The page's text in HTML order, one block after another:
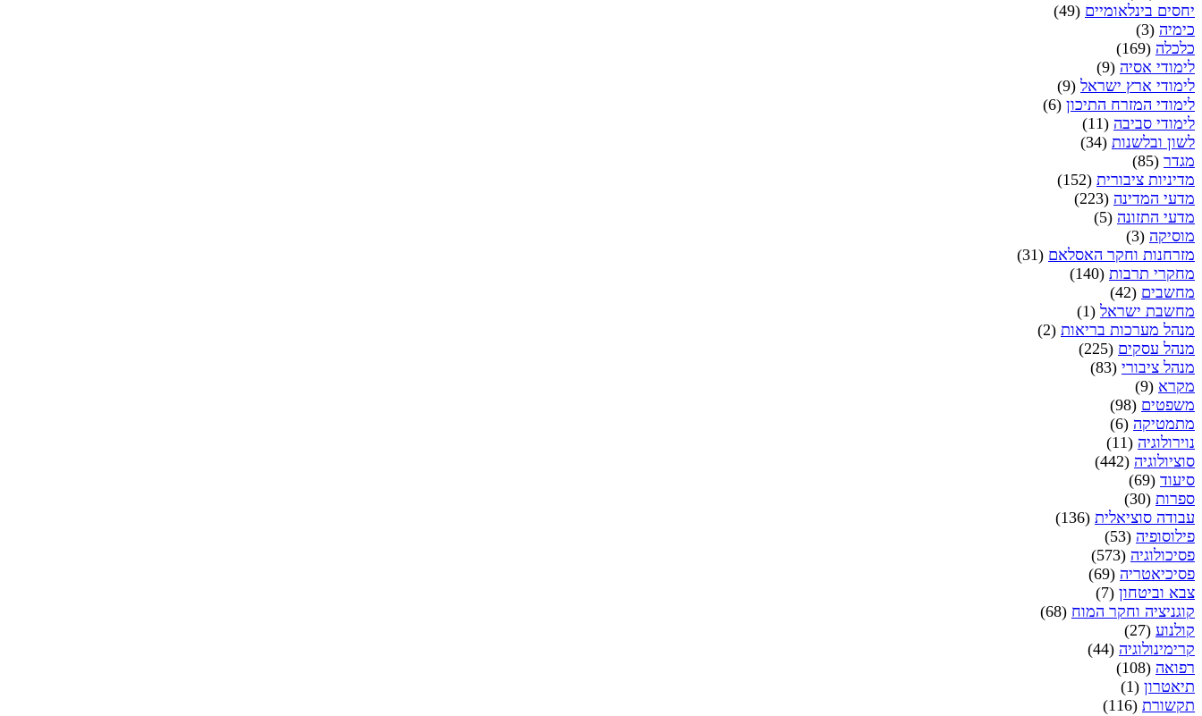
יחסים בינלאומיים (49)
כימיה (3)
כלכלה (169)
לימודי אסיה (9)
לימודי ארץ ישראל (9)
לימודי המזרח התיכון (6)
לימודי סביבה (11)
לשון ובלשנות (34)
מגדר (85)
מדיניות ציבורית (152)
מדעי המדינה (223)
מדעי התזונה (5)
מוסיקה (3)
מזרחנות וחקר האסלאם (31)
מחקרי תרבות (140)
מחשבים (42)
מחשבת ישראל (1)
מנהל מערכות בריאות (2)
מנהל עסקים (225)
מנהל ציבורי (83)
מקרא (9)
משפטים (98)
מתמטיקה (6)
נוירולוגיה (11)
סוציולוגיה (442)
סיעוד (69)
ספרות (30)
עבודה סוציאלית (136)
פילוסופיה (53)
פסיכולוגיה (573)
פסיכיאטריה (69)
צבא וביטחון (7)
קוגניציה וחקר המוח (68)
קולנוע (27)
קרימינולוגיה (44)
רפואה (108)
תיאטרון (1)
תקשורת (116)